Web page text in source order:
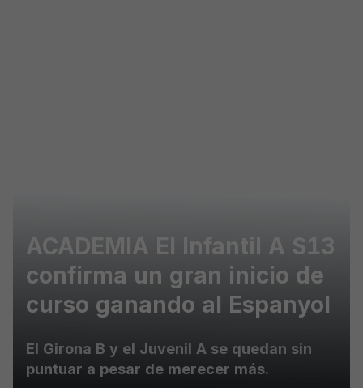
ACADEMIA El Infantil A S13
confirma un gran inicio de
curso ganando al Espanyol
El Girona B y el Juvenil A se quedan sin
puntuar a pesar de merecer más.